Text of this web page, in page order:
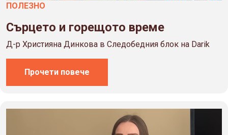
ПОЛЕЗНO
Сърцето и горещото време
Д-р Християна Динкова в Следобедния блок на Darik
Прочети повече